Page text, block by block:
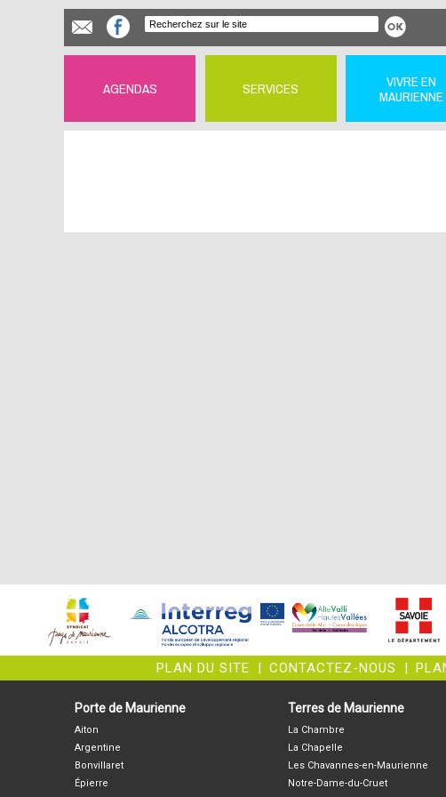
AGENDAS SERVICES
VIVRE EN
MAURIENNE
PLAN DU SITE | CONTACTEZ-NOUS |
Porte de Maurienne
Aiton
Argentine
Bonvillaret
Épierre
Terres de Maurienne
La Chambre
La Chapelle
Les Chavannes-en-Maurienne
Notre-Dame-du-Cruet